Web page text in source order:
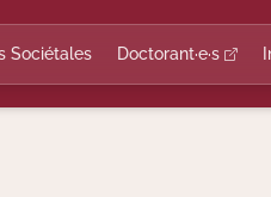
Sociétales Doctorant·e·s